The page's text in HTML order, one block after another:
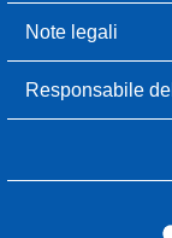
Note legali
Responsabile